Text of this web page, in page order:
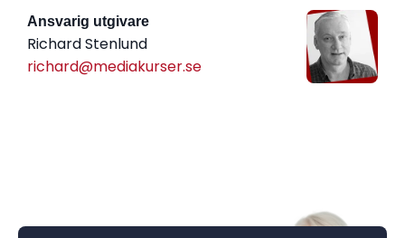
Ansvarig utgivare
Richard Stenlund
richard@mediakurser.se